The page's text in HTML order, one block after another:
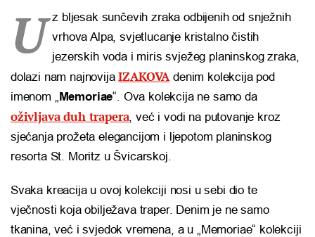
U z bljesak sunčevih zraka odbijenih od snježnih
vrhova Alpa, svjetlucanje kristalno čistih
jezerskih voda i miris svježeg planinskog zraka,
dolazi nam najnovijaIZAKOVA denim kolekcija pod
imenom „ Memoriae“. Ova kolekcija ne samo da
oživljava duh trapera, već i vodi na putovanje kroz
sjećanja prožeta elegancijom i ljepotom planinskog
resorta St. Moritz u Švicarskoj.
Svaka kreacija u ovoj kolekciji nosi u sebi dio te
vječnosti koja obilježava traper. Denim je ne samo
tkanina, već i svjedok vremena, a u „Memoriae“ kolekciji